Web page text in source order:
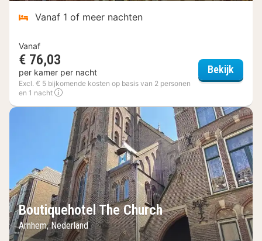
Vanaf 1 of meer nachten
Vanaf
€ 76,03
per kamer per nacht
Excl. € 5 bijkomende kosten op basis van 2 personen
en 1 nacht
Bekijk
Boutiquehotel The Church
Arnhem, Nederland